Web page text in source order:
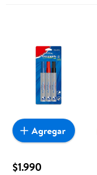
$1.990
Agregar